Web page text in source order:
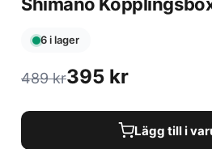
Shimano
6 i lager
489kr395 kr
Lägg till i